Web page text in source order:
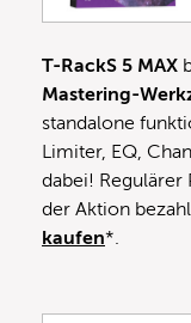
T-RackS 5 MAX
Mastering-
standalone
Limiter, EQ,
dabei! Regulärer
der Aktion
kaufen*.